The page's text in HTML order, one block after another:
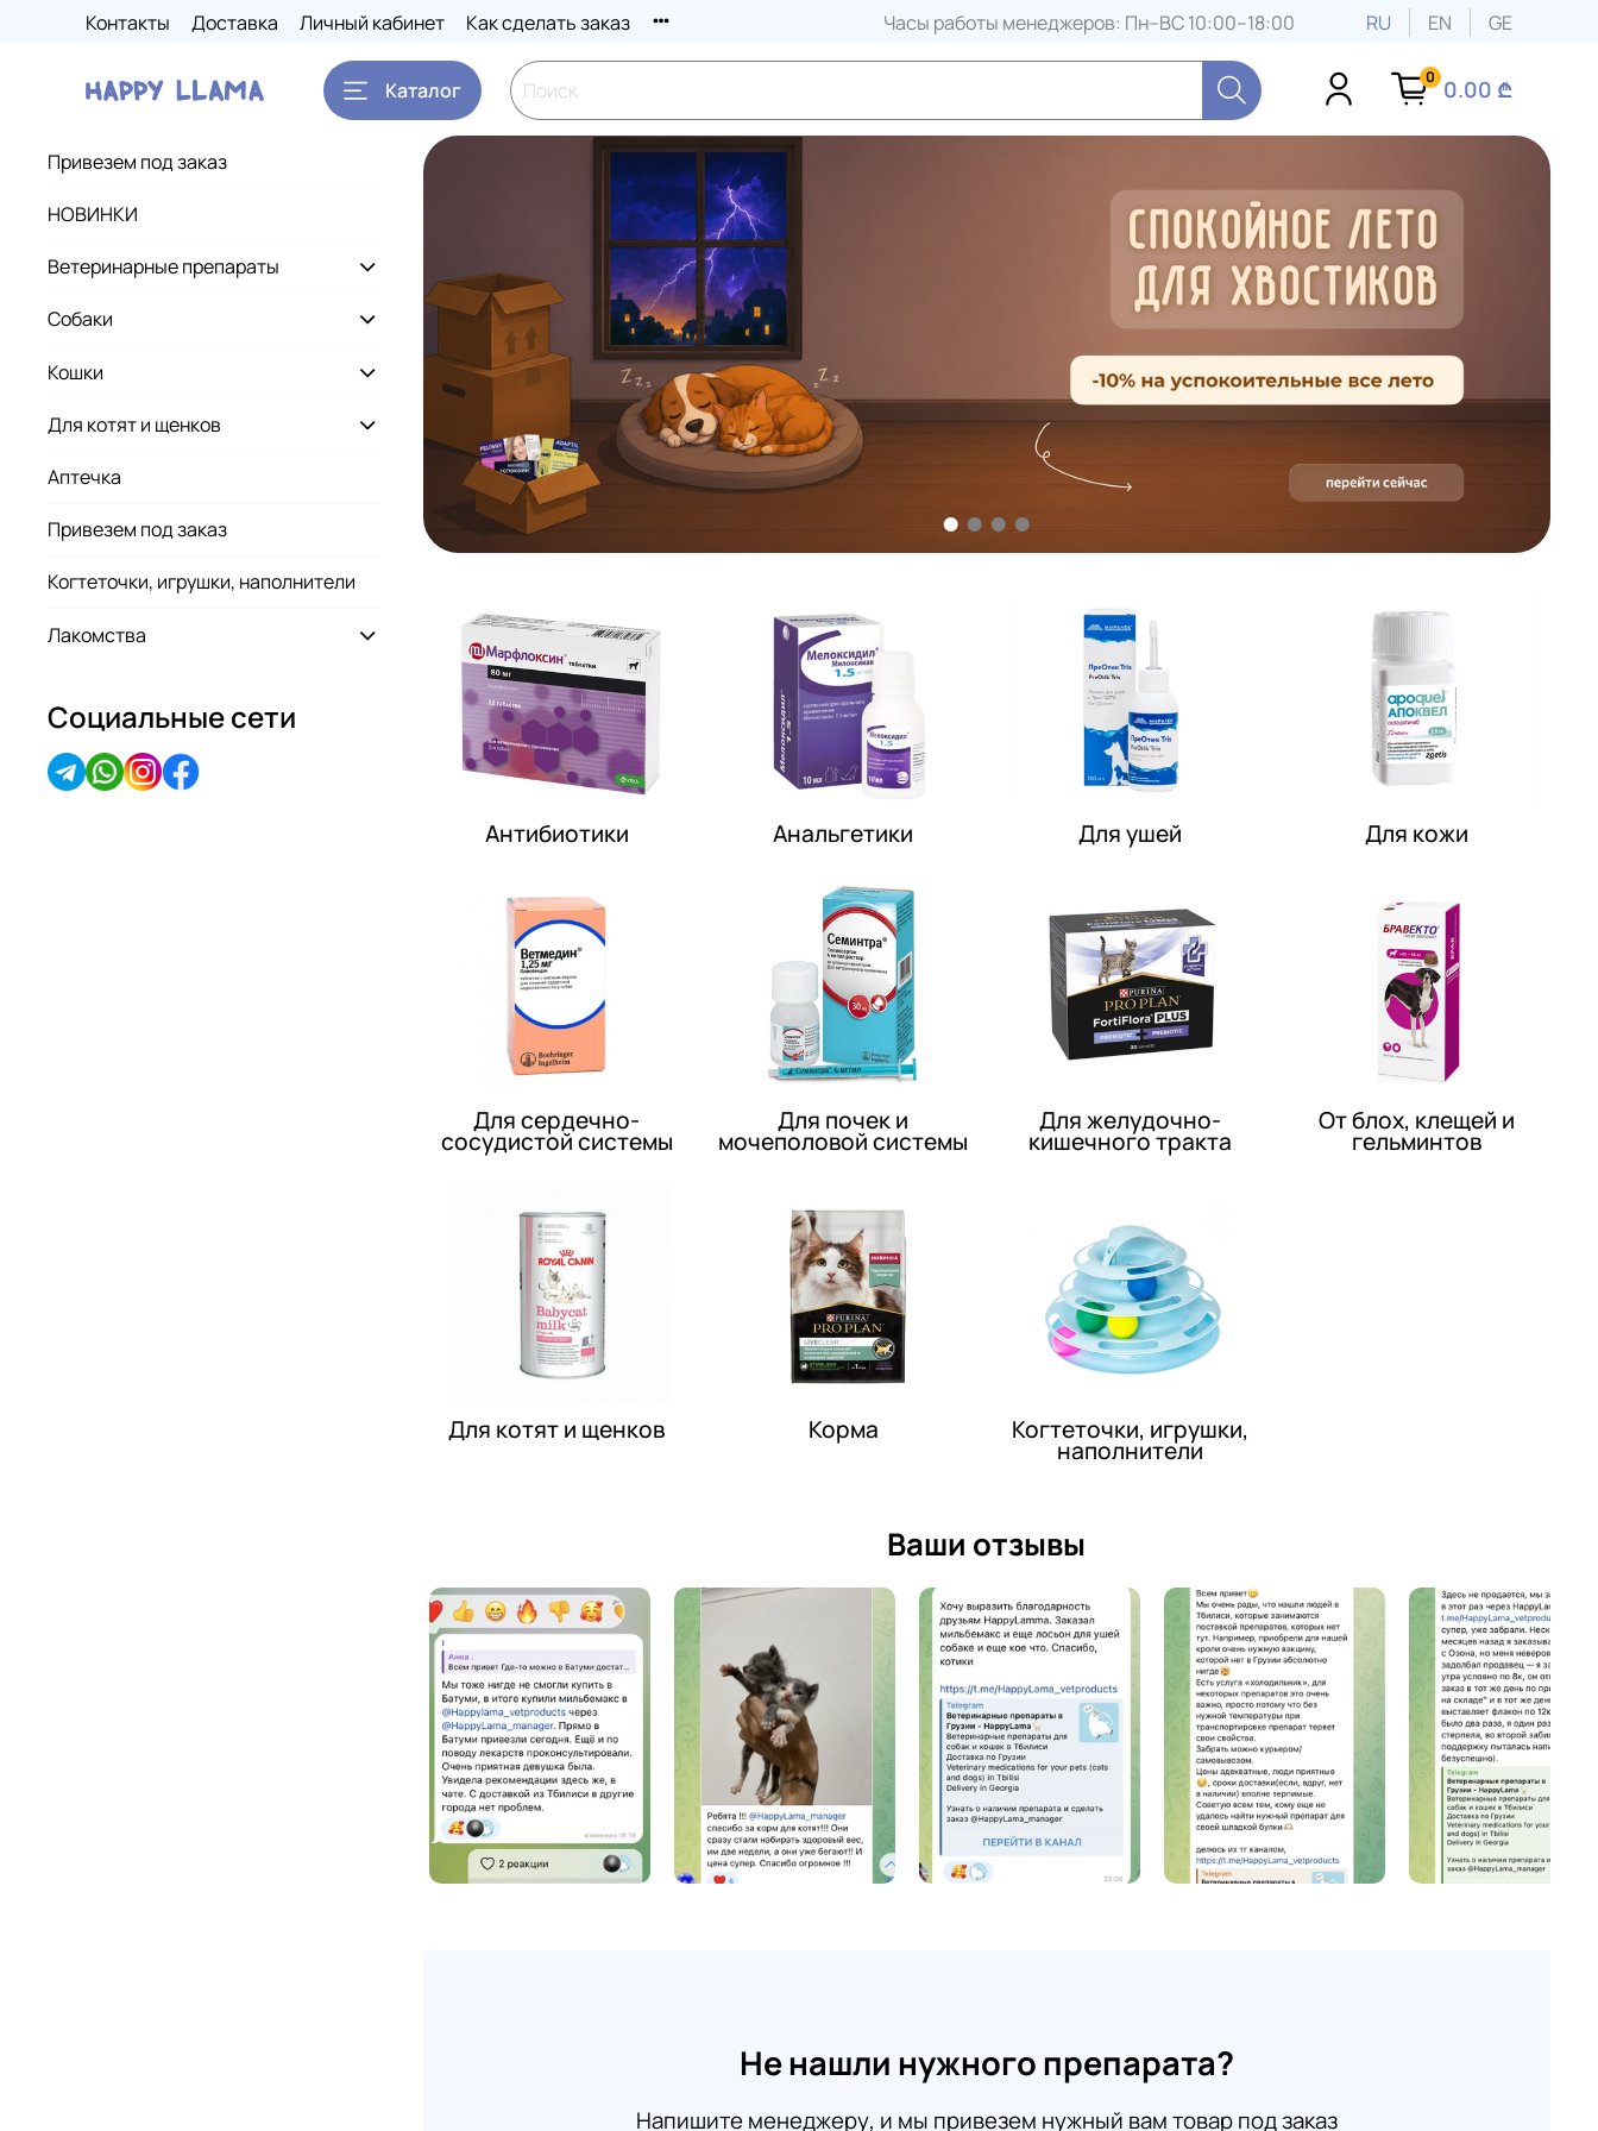
Контакты Доставка Личный кабинет Как сделать заказ Часы работы менеджеров: Пн–ВС 10:00–18:00 RU EN GE
Каталог
0 0.00 ₾
Антибиотики Анальгетики Для ушей Для кожи
Для сердечно-
сосудистой системы
Для почек и
мочеполовой системы
Для желудочно-
кишечного тракта
От блох, клещей и
гельминтов
Для котят и щенков Корма Когтеточки, игрушки,
наполнители
Ваши отзывы
Не нашли нужного препарата?
Напишите менеджеру, и мы привезем нужный вам товар под заказ
Привезем под заказ
НОВИНКИ
Ветеринарные препараты
Собаки
Кошки
Для котят и щенков
Аптечка
Привезем под заказ
Когтеточки, игрушки, наполнители
Лакомства
Социальные сети